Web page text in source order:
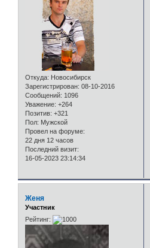
Откуда: Новосибирск
Зарегистрирован: 08-10-2016
Сообщений: 1096
Уважение: +264
Позитив: +321
Пол: Мужской
Провел на форуме:
22 дня 12 часов
Последний визит:
16-05-2023 23:14:34
Женя
Участник
Рейтинг: